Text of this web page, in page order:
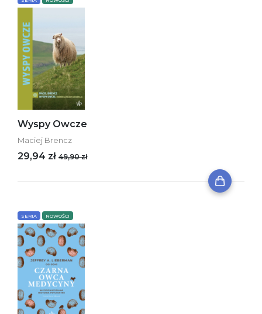
Wyspy Owcze
Maciej Brencz
29,94 zł 49,90 zł
SERIA NOWOŚCI